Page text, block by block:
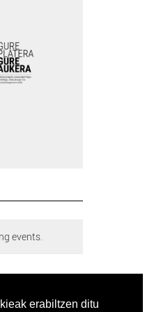
erabiltzen ditu
events.